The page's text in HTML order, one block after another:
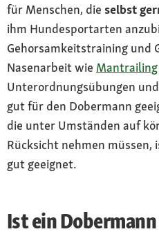
für Menschen, die selbst
ihm Hundesportarten
Gehorsamkeitstraining und
Nasenarbeit wie Mantrailing
Unterordnungsübungen
gut für den Dobermann
die unter Umständen auf
Rücksicht nehmen
gut geeignet.
Ist ein